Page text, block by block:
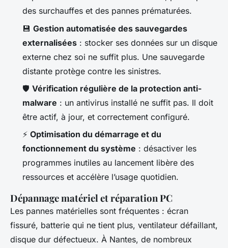
des surchauffes et des pannes prématurées.
💾 Gestion automatisée des sauvegardes
externalisées : stocker ses données sur un disque
externe chez soi ne suffit plus. Une sauvegarde
distante protège contre les sinistres.
🛡️ Vérification régulière de la protection anti-
malware : un antivirus installé ne suffit pas. Il doit
être actif, à jour, et correctement configuré.
⚡ Optimisation du démarrage et du
fonctionnement du système : désactiver les
programmes inutiles au lancement libère des
ressources et accélère l’usage quotidien.
Dépannage matériel et réparation PC
Les pannes matérielles sont fréquentes : écran
fissuré, batterie qui ne tient plus, ventilateur défaillant,
disque dur défectueux. À Nantes, de nombreux